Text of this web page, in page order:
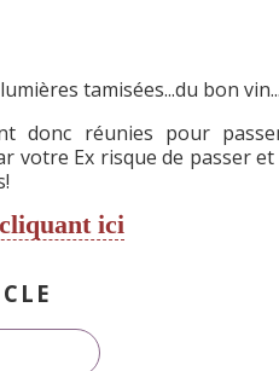
tamisées...du bon vin...
donc réunies pour
votre Ex risque de passer
ici